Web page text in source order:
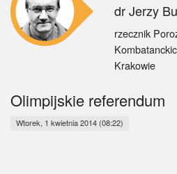
Świat
Myśl
Wiara
dr Jerzy
rzecznik
Krakowie
Olimpijskie referendum
Wtorek, 1 kwietnia 2014 (08:22)